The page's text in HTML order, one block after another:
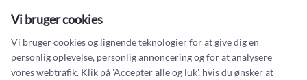
Vi bruger cookies
Vi bruger cookies og lignende teknologier for at give dig en
personlig oplevelse, personlig annoncering og for at analysere
vores webtrafik. Klik på 'Accepter alle og luk', hvis du ønsker at